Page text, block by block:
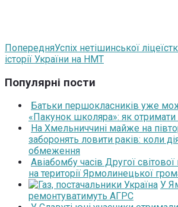
ПопередняУспіх нетішинської
історії України на НМТ
Популярні пости
Батьки першокласників уже
«Пакунок школяра»: як отримати
На Хмельниччині майже на
заборонять ловити раків: коли
обмеження
Авіабомбу часів Другої світової
на території Ярмолинецької
У
ремонтуватимуть АГРС